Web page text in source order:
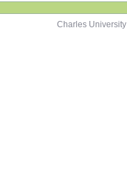
Charles University